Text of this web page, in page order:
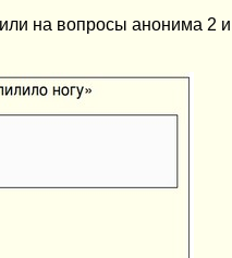
на вопросы анонима